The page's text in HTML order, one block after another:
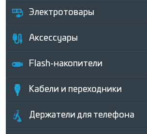
Электротовары
Аксессуары
Flash-накопители
Кабели и переходники
Держатели для телефона